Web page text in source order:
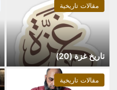
مقالات تاريخية
تاريخ غزة (20)
مقالات تاريخية